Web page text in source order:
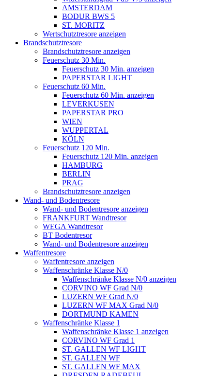
AMSTERDAM
BODUR BWS 5
ST. MORITZ
Wertschutztresore anzeigen
Brandschutztresore
Brandschutztresore anzeigen
Feuerschutz 30 Min.
Feuerschutz 30 Min. anzeigen
PAPERSTAR LIGHT
Feuerschutz 60 Min.
Feuerschutz 60 Min. anzeigen
LEVERKUSEN
PAPERSTAR PRO
WIEN
WUPPERTAL
KÖLN
Feuerschutz 120 Min.
Feuerschutz 120 Min. anzeigen
HAMBURG
BERLIN
PRAG
Brandschutztresore anzeigen
Wand- und Bodentresore
Wand- und Bodentresore anzeigen
FRANKFURT Wandtresor
WEGA Wandtresor
BT Bodentresor
Wand- und Bodentresore anzeigen
Waffentresore
Waffentresore anzeigen
Waffenschränke Klasse N/0
Waffenschränke Klasse N/0 anzeigen
CORVINO WF Grad N/0
LUZERN WF Grad N/0
LUZERN WF MAX Grad N/0
DORTMUND KAMEN
Waffenschränke Klasse 1
Waffenschränke Klasse 1 anzeigen
CORVINO WF Grad 1
ST. GALLEN WF LIGHT
ST. GALLEN WF
ST. GALLEN WF MAX